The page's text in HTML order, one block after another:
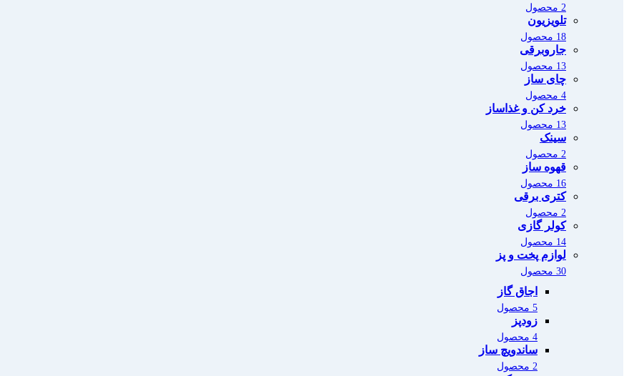
2 محصول
تلویزیون
18 محصول
جاروبرقی
13 محصول
چای ساز
4 محصول
خرد کن و غذاساز
13 محصول
سینک
2 محصول
قهوه ساز
16 محصول
کتری برقی
2 محصول
کولر گازی
14 محصول
لوازم پخت و پز
30 محصول
اجاق گاز
5 محصول
زودپز
4 محصول
ساندویچ ساز
2 محصول